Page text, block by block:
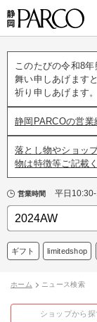
このたびの令和8
舞い申しあげます
祈り申しあげます。
静岡PARCOの営
落とし物やショッ
物は特徴等ご記載
営業時間 平日
ギフト limitedshop
ホーム ニュース検索
ショップから探